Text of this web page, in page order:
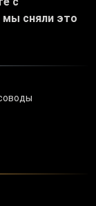
мы сняли это